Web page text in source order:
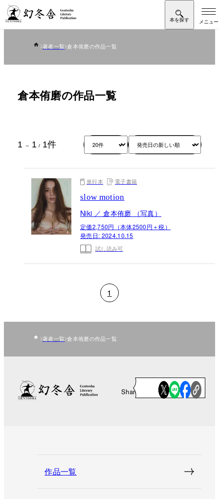
著者一覧 倉本侑磨の作品一覧
倉本侑磨の作品一覧
1 ～ 1 / 1件
単行本 電子書籍
slow motion
Niki ／ 倉本侑磨 （写真）
定価2,750円（本体2500円＋税）
発売日: 2024.10.15
試し読み可
1
著者一覧 倉本侑磨の作品一覧
Share
作品一覧